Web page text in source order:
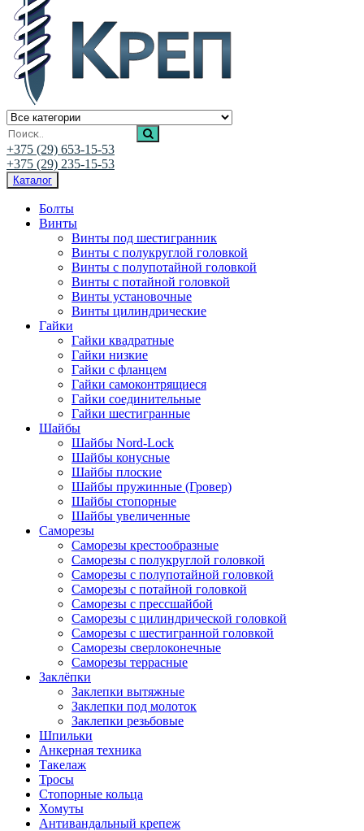
Ивалис Креп
Магазин нержавеющего крепежа
+375 (29) 653-15-53
+375 (29) 235-15-53
Каталог
Болты
Винты
Винты под шестигранник
Винты с полукруглой головкой
Винты с полупотайной головкой
Винты с потайной головкой
Винты установочные
Винты цилиндрические
Гайки
Гайки квадратные
Гайки низкие
Гайки с фланцем
Гайки самоконтрящиеся
Гайки соединительные
Гайки шестигранные
Шайбы
Шайбы Nord-Lock
Шайбы конусные
Шайбы плоские
Шайбы пружинные (Гровер)
Шайбы стопорные
Шайбы увеличенные
Саморезы
Саморезы крестообразные
Саморезы с полукруглой головкой
Саморезы с полупотайной головкой
Саморезы с потайной головкой
Саморезы с прессшайбой
Саморезы с цилиндрической головкой
Саморезы с шестигранной головкой
Саморезы сверлоконечные
Саморезы террасные
Заклёпки
Заклепки вытяжные
Заклепки под молоток
Заклепки резьбовые
Шпильки
Анкерная техника
Такелаж
Тросы
Стопорные кольца
Хомуты
Антивандальный крепеж